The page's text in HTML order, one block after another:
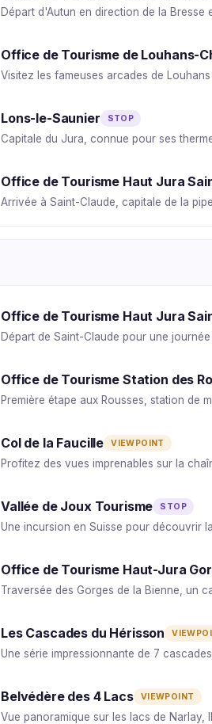
Départ d'Autun en direction de la Bresse
Office de Tourisme de Louhans-
Visitez les fameuses arcades de
Lons-le-Saunier STOP
Capitale du Jura, connue pour ses
Office de Tourisme Haut Jura
Arrivée à Saint-Claude, capitale de la
Office de Tourisme Haut Jura
Départ de Saint-Claude pour une
Office de Tourisme Station des
Première étape aux Rousses, station de
Col de la Faucille VIEWPOINT
Profitez des vues imprenables sur la
Vallée de Joux Tourisme STOP
Une incursion en Suisse pour découvrir
Office de Tourisme Haut-Jura
Traversée des Gorges de la Bienne, un
Les Cascades du Hérisson
Une série impressionnante de 7
Belvédère des 4 Lacs VIEWPOINT
Vue panoramique sur les lacs de Narlay,